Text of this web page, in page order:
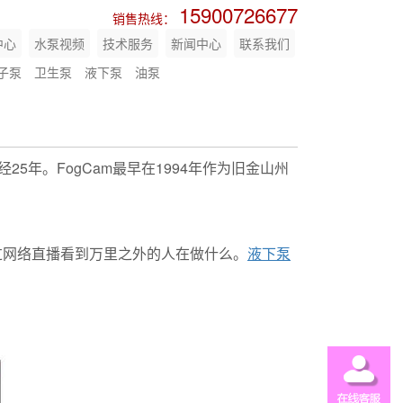
销售热线： 15900726677
心 水泵视频 技术服务 新闻中心
联系我们
泵
卫生泵 液下泵 油泵
25年。FogCam最早在1994年作为旧金山州
络直播看到万里之外的人在做什么。 液下泵